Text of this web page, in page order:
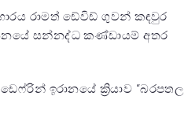
රාමත් ඩේවිඩ් ගුවන් කඳවුර
සන්නද්ධ කණ්ඩායම් අතර
ඩෙෆ්රින් ඉරානයේ ක්‍රියාව “බරපතල